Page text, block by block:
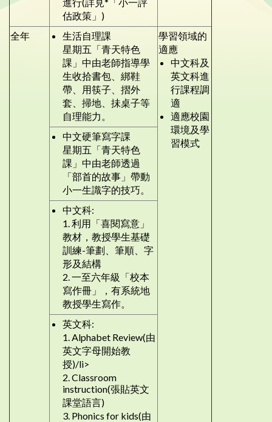
估政策」)
全年
生活自理課
星期五「青天特色
課」中由老師指導學
生收拾書包、綁鞋
帶、用筷子、摺外
套、掃地、抺桌子等
自理能力。
學習領域的
適應
中文科及
英文科進
行課程調
適
適應校園
環境及學
習模式
中文硬筆寫字課
星期五「青天特色
課」中由老師透過
「部首的故事」帶動
小一生識字的技巧。
中文科:
1. 利用「喜閱寫意」
教材，教授學生基礎
訓練-筆劃、筆順、字
形及結構
2. 一至六年級「校本
寫作冊」，有系統地
教授學生寫作。
英文科:
1. Alphabet Review(由
英文字母開始教
授)/li>
2. Classroom
instruction(張貼英文
課堂語言)
3. Phonics for kids(由